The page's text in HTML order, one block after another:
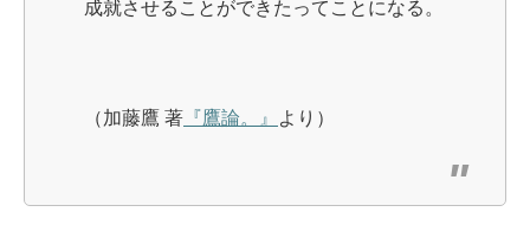
成就させることができたってことになる。
（加藤鷹 著 『鷹論。』 より）